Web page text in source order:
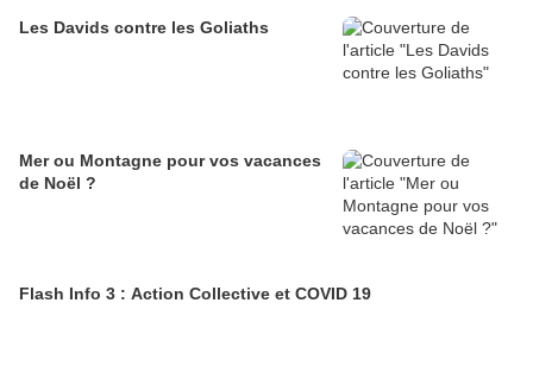
Les Davids contre les Goliaths
Mer ou Montagne pour vos vacances
de Noël ?
Flash Info 3 : Action Collective et COVID 19